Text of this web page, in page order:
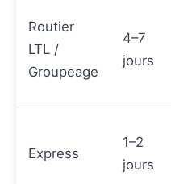
Routier
LTL /
Groupeage
4–7
jours
Express
1–2
jours